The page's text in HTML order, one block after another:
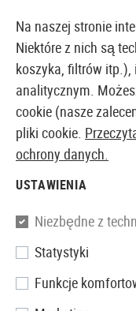
Strona główna
P226 Mk25
Metal
Na naszej stronie
Niektóre z nich są
koszyka, filtrów itp.),
analitycznym.
cookie (nasze
pliki cookie.
ochrony danych.
USTAWIENIA
Niezbędne z
Statystyki
Funkcje